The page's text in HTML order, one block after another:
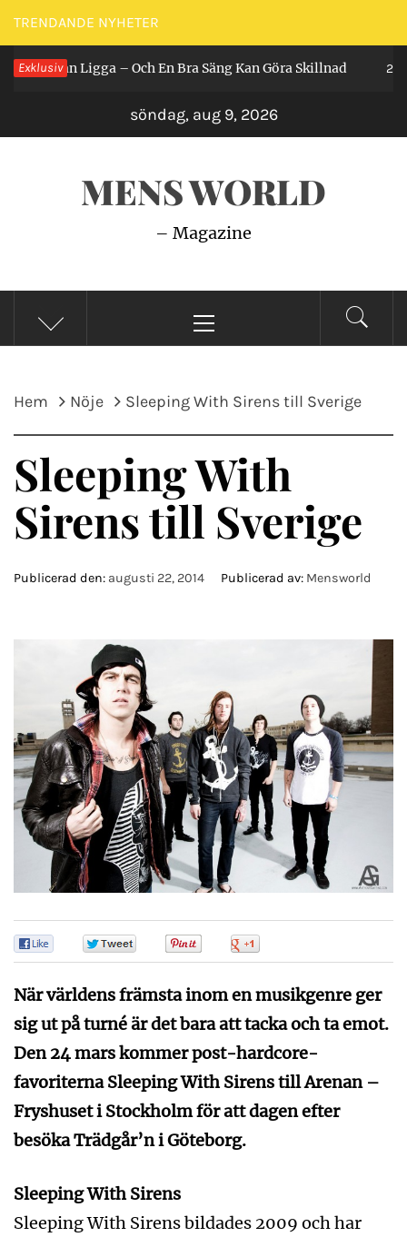
Hoppa
till
innehåll
TRENDANDE NYHETER
Exklusiv
Man Ligga – Och En Bra Säng Kan Göra Skillnad 2 år
söndag, aug 9, 2026
MENS WORLD
– Magazine
meny
Hem Nöje Sleeping With Sirens till Sverige
Sleeping With
Sirens till Sverige
Publicerad den: augusti 22, 2014 Publicerad av: Mensworld
När världens främsta inom en musikgenre ger
sig ut på turné är det bara att tacka och ta emot.
Den 24 mars kommer post-hardcore-
favoriterna Sleeping With Sirens till Arenan –
Fryshuset i Stockholm för att dagen efter
besöka Trädgår’n i Göteborg.
Sleeping With Sirens
Sleeping With Sirens bildades 2009 och har